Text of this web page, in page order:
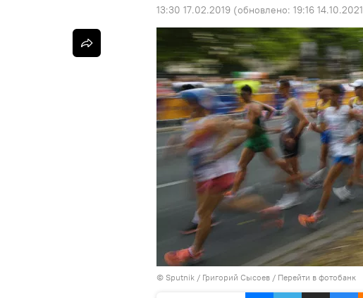
13:30 17.02.2019 (обновлено: 19:16 14.10.2021
© Sputnik / Григорий Сысоев / Перейти в фотобанк